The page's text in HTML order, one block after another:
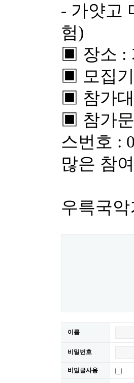
- 가얏고
험)
▣ 장소 :
▣ 모집
▣ 참가
▣ 참가문
스번호 :
많은 참
우륵국
이름
비밀번호
비밀글사용